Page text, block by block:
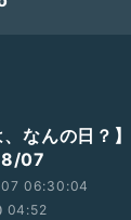
けて収録してね
、なんの日？】
07
06:30:04
04:52